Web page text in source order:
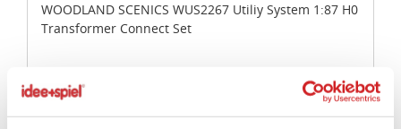
WOODLAND SCENICS WUS2267 Utiliy System 1:87 H0
Transformer Connect Set